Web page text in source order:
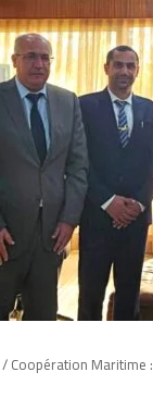
/Coopération Maritime